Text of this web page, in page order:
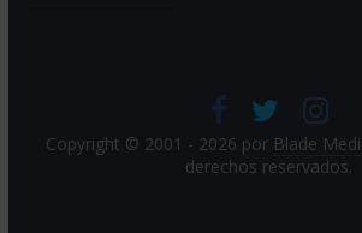
Copyright © 2001 - 2026 por Blade
derechos reservados.